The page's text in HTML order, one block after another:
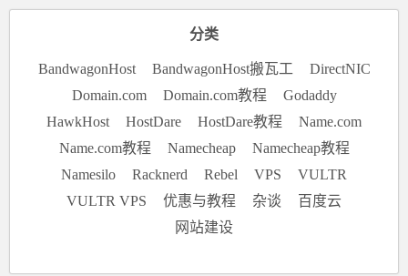
分类
BandwagonHost BandwagonHost搬瓦工
DirectNIC
Domain.com
Domain.com教程
Godaddy
HawkHost
HostDare HostDare教程
Name.com
Name.com教程
Namecheap
Namecheap教程
Namesilo
Racknerd Rebel VPS
VULTR
VULTR VPS
优惠与教程 杂谈
百度云
网站建设